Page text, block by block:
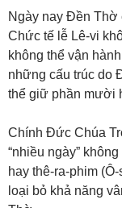
Ngày nay Đền Thờ
Chức tế lễ Lê-vi
không thể vận
những cấu trúc do
thể giữ phần mười
Chính Đức Chúa
“nhiều ngày”
hay thê-ra-phim (Ô-
loại bỏ khả năng